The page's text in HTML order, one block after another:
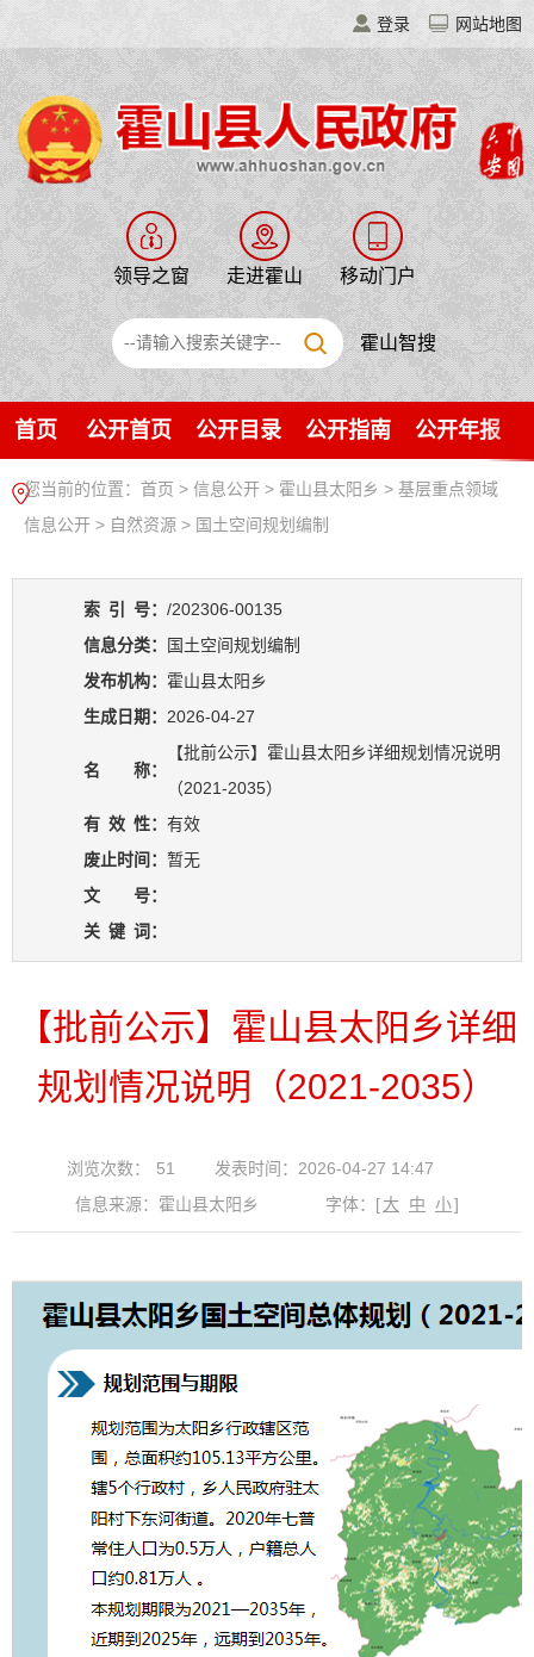
登录 网站地图
领导之窗 走进霍山 移动门户
霍山智搜
首页 公开首页 公开目录 公开指南 公开年报
您当前的位置： 首页 > 信息公开 > 霍山县太阳乡 > 基层重点领域
信息公开 > 自然资源 > 国土空间规划编制
索 引 号： /202306-00135
信息分类：
国土空间规划编制
发布机构： 霍山县太阳乡
生成日期： 2026-04-27
名 称：
【批前公示】霍山县太阳乡详细规划情况说明
（2021-2035）
有 效 性： 有效
废止时间： 暂无
文 号：
关 键 词：
【批前公示】霍山县太阳乡详细
规划情况说明（2021-2035）
浏览次数： 51
发表时间：2026-04-27 14:47
信息来源：霍山县太阳乡
字体： [大 中 小]